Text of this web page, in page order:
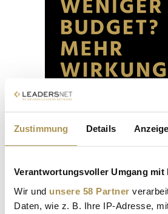
Zustimmung Details
Verantwortungsvoller Umgang mit
Wir und unsere 58 Partner
Daten, wie z. B. Ihre IP-Adresse,